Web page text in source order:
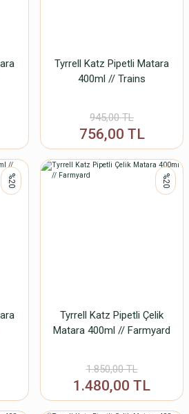
Tyrrell Katz Pipetli Matara
400ml // Trains
945,00 TL
756,00 TL
%20 %20
Tyrrell Katz Pipetli Çelik
Matara 400ml // Farmyard
1.850,00 TL
1.480,00 TL